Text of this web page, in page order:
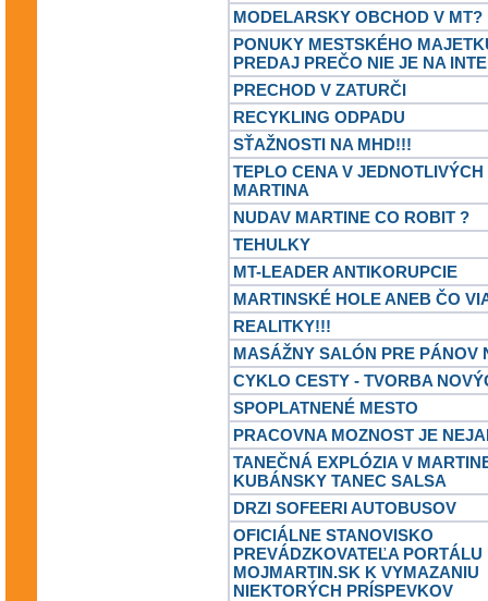
MODELARSKY OBCHOD V MT?
PONUKY MESTSKÉHO
PREDAJ PREČO NIE JE NA
PRECHOD V ZATURČI
RECYKLING ODPADU
SŤAŽNOSTI NA MHD!!!
TEPLO CENA V
MARTINA
NUDAV MARTINE CO ROBIT ?
TEHULKY
MT-LEADER ANTIKORUPCIE
MARTINSKÉ HOLE ANEB ČO
REALITKY!!!
MASÁŽNY SALÓN PRE PÁNOV
CYKLO CESTY - TVORBA
SPOPLATNENÉ MESTO
PRACOVNA MOZNOST JE
TANEČNÁ EXPLÓZIA V
KUBÁNSKY TANEC SALSA
DRZI SOFEERI AUTOBUSOV
OFICIÁLNE STANOVISKO
PREVÁDZKOVATEĽA PORTÁLU
MOJMARTIN.SK K VYMAZANIU
NIEKTORÝCH PRÍSPEVKOV